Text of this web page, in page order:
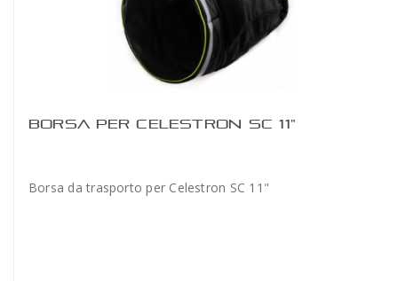
BORSA PER CELESTRON SC 11"
Borsa da trasporto per Celestron SC 11"